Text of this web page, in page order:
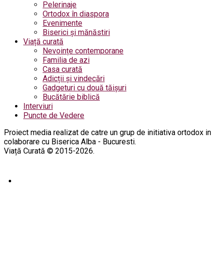
Pelerinaje
Ortodox în diaspora
Evenimente
Biserici și mănăstiri
Viață curată
Nevoințe contemporane
Familia de azi
Casa curată
Adicții și vindecări
Gadgeturi cu două tăișuri
Bucătărie biblică
Interviuri
Puncte de Vedere
Proiect media realizat de catre un grup de initiativa ortodox in
colaborare cu Biserica Alba - Bucuresti.
Viață Curată © 2015-2026.